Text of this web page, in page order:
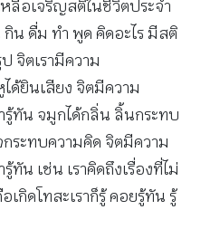
ลือเจริญสติในชีวิตประจำ
น ดื่ม ทำ พูด คิดอะไร มีสติ
จิตเรามีความ
ด้ยินเสียง จิตมีความ
รู้ทัน จมูกได้กลิ่น ลิ้นกระทบ
ระทบความคิด จิตมีความ
ทัน เช่น เราคิดถึงเรื่องที่ไม่
เกิดโทสะเราก็รู้ คอยรู้ทัน รู้